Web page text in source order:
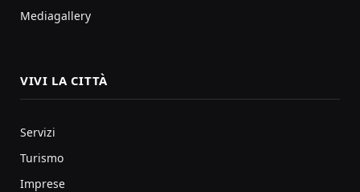
Mediagallery
VIVI LA CITTÀ
Servizi
Turismo
Imprese